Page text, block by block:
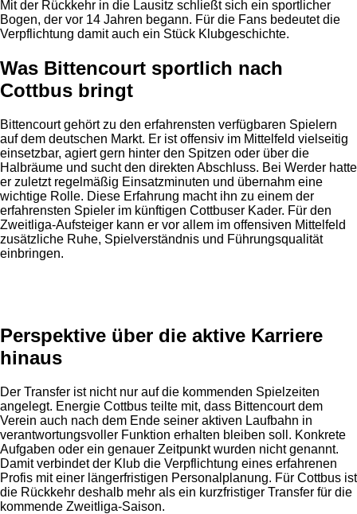
Mit der Rückkehr in die Lausitz schließt sich ein sportlicher
Bogen, der vor 14 Jahren begann. Für die Fans bedeutet die
Verpflichtung damit auch ein Stück Klubgeschichte.
Was Bittencourt sportlich nach
Cottbus bringt
Bittencourt gehört zu den erfahrensten verfügbaren Spielern
auf dem deutschen Markt. Er ist offensiv im Mittelfeld vielseitig
einsetzbar, agiert gern hinter den Spitzen oder über die
Halbräume und sucht den direkten Abschluss. Bei Werder hatte
er zuletzt regelmäßig Einsatzminuten und übernahm eine
wichtige Rolle. Diese Erfahrung macht ihn zu einem der
erfahrensten Spieler im künftigen Cottbuser Kader. Für den
Zweitliga-Aufsteiger kann er vor allem im offensiven Mittelfeld
zusätzliche Ruhe, Spielverständnis und Führungsqualität
einbringen.
Perspektive über die aktive Karriere
hinaus
Der Transfer ist nicht nur auf die kommenden Spielzeiten
angelegt. Energie Cottbus teilte mit, dass Bittencourt dem
Verein auch nach dem Ende seiner aktiven Laufbahn in
verantwortungsvoller Funktion erhalten bleiben soll. Konkrete
Aufgaben oder ein genauer Zeitpunkt wurden nicht genannt.
Damit verbindet der Klub die Verpflichtung eines erfahrenen
Profis mit einer längerfristigen Personalplanung. Für Cottbus ist
die Rückkehr deshalb mehr als ein kurzfristiger Transfer für die
kommende Zweitliga-Saison.